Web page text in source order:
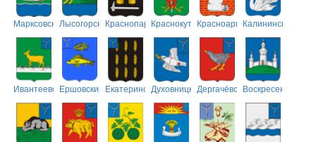
МарксовскийЛысогорскийКраснопартизанский
КраснокутскийКрасноармейский
Калининский
ИвантеевскийЕршовский ЕкатериновскийДуховницкийДергачёвскийВоскресенский